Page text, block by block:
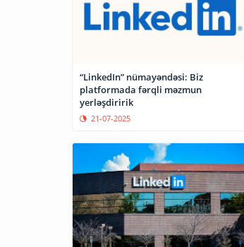
“LinkedIn” nümayəndəsi: Biz
platformada fərqli məzmun
yerləşdiririk
21-07-2025